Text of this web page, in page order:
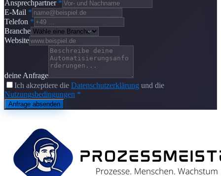
Ansprechpartner *
E-Mail *
Telefon *
Branche
Website
deine Anfrage
Ich akzeptiere die Datenschutzerklärung und die
Nutzungsbedingungen *
Anfrage absenden